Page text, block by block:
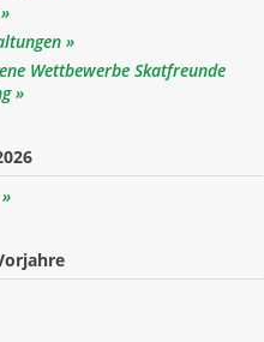
Wettbewerbe Skatfreunde